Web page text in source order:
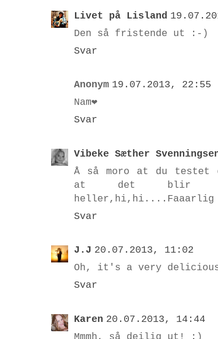
Livet på Lisland
Den så fristende ut :-)
Svar
Anonym 19.07.2013, 22:55
Nam❤
Svar
Vibeke Sæther
Å så moro at du testet
at det blir
heller,hi,hi....Faaarlig
Svar
J.J 20.07.2013, 11:02
Oh, it's a very
Svar
Karen 20.07.2013, 14:44
Mmmh, så deilig ut! :)